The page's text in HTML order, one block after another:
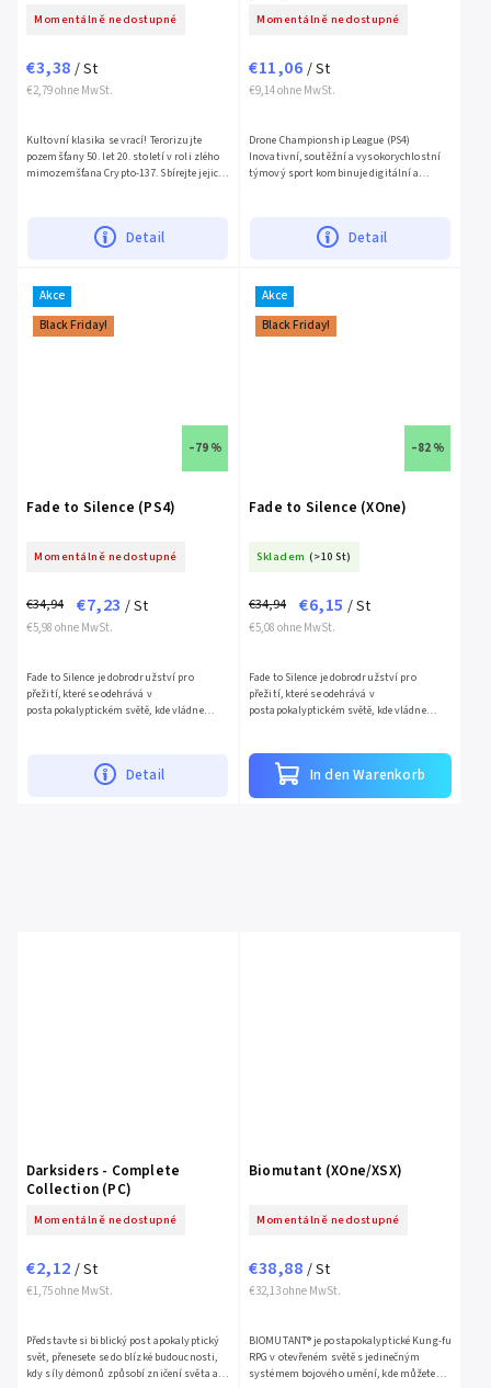
Momentálně nedostupné
€2,79 ohne MwSt.
€3,38 / St
Detail
Kultovní klasika se vrací! Terorizujte
pozemšťany 50. let 20. století v roli zlého
mimozemšťana Crypto-137. Sbírejte jejich
Momentálně nedostupné
€9,14 ohne MwSt.
€11,06 / St
Detail
Drone Championship League (PS4)
Inovativní, soutěžní a vysokorychlostní
týmový sport kombinuje digitální a
Akce
Black Friday!
–79 %
Fade to Silence (PS4)
Momentálně nedostupné
€5,98 ohne MwSt.
€34,94 €7,23 / St
Detail
Fade to Silence je dobrodružství pro
přežití, které se odehrává v
postapokalyptickém světě, kde vládne
Akce
Black Friday!
–82 %
Fade to Silence (XOne)
Skladem (>10 St)
€5,08 ohne MwSt.
€34,94 €6,15 / St
In den Warenkorb
Fade to Silence je dobrodružství pro
přežití, které se odehrává v
postapokalyptickém světě, kde vládne
Darksiders - Complete
Collection (PC)
Momentálně nedostupné
€1,75 ohne MwSt.
€2,12 / St
Představte si biblický post apokalyptický
svět, přenesete se do blízké budoucnosti,
kdy síly démonů způsobí zničení světa a
Biomutant (XOne/XSX)
Momentálně nedostupné
€32,13 ohne MwSt.
€38,88 / St
BIOMUTANT® je postapokalyptické Kung-fu
RPG v otevřeném světě s jedinečným
systémem bojového umění, kde můžete